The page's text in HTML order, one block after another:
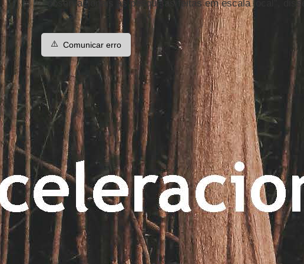
observacionais às pesquisas feitas em escala local”,
⚠️ Comunicar erro